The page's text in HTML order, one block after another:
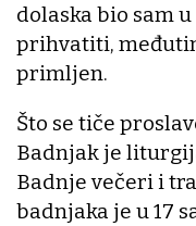
dolaska bio sam
prihvatiti,
primljen.
Što se tiče
Badnjak je
Badnje večeri i
badnjaka je u 17